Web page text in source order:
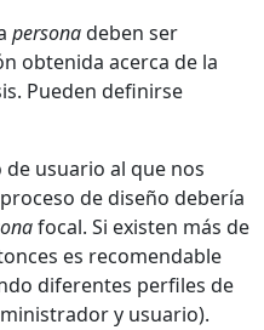
personadeben ser
obtenida acerca de la
Pueden definirse
de usuario al que nos
de diseño debería
focal. Si existen más de
es recomendable
diferentes perfiles de
y usuario).